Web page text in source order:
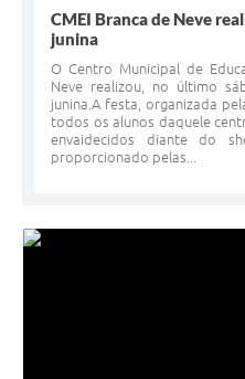
CMEI Branca de Neve
junina
O Centro Municipal de
Neve realizou, no último
junina.A festa, organizada
todos os alunos daquele
envaidecidos diante do
proporcionado pelas...